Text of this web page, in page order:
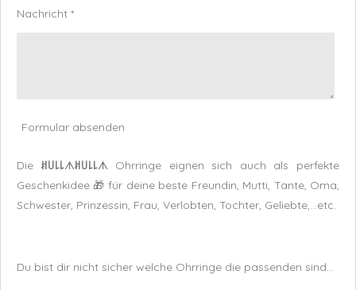
Nachricht *
Formular absenden
Die ꎧ꒤꒒꒒ᗑꎧ꒤꒒꒒ᗑ Ohrringe eignen sich auch als perfekte
Geschenkidee 🎁 für deine beste Freundin, Mutti, Tante, Oma,
Schwester, Prinzessin, Frau, Verlobten, Tochter, Geliebte,...etc.
Du bist dir nicht sicher welche Ohrringe die passenden sind...